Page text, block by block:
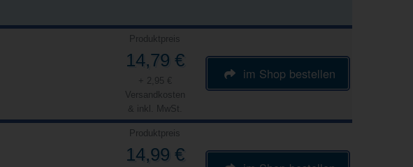
Produktpreis
14,79 €
+ 2,95 €
Versandkosten
& inkl. MwSt.
im Shop bestellen
Produktpreis
14,99 €